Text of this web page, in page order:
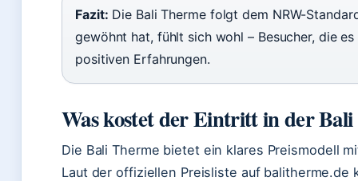
Fazit: Die Bali Therme folgt dem NRW-
gewöhnt hat, fühlt sich wohl – Besucher, die
positiven Erfahrungen.
Was kostet der Eintritt in der
Die Bali Therme bietet ein klares Preismodell
Laut der offiziellen Preisliste auf